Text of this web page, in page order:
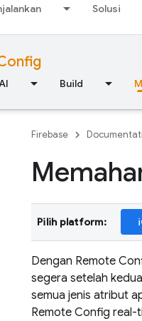
Solusi
Build
Firebase
Pilih platform:
Dengan Remote
segera setelah
semua jenis atribut
Remote Config real-